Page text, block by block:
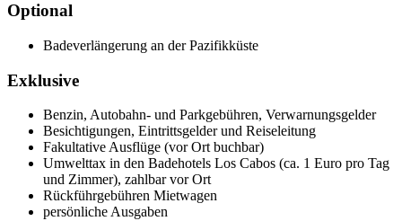
Optional
Badeverlängerung an der Pazifikküste
Exklusive
Benzin, Autobahn- und Parkgebühren, Verwarnungsgelder
Besichtigungen, Eintrittsgelder und Reiseleitung
Fakultative Ausflüge (vor Ort buchbar)
Umwelttax in den Badehotels Los Cabos (ca. 1 Euro pro Tag
und Zimmer), zahlbar vor Ort
Rückführgebühren Mietwagen
persönliche Ausgaben